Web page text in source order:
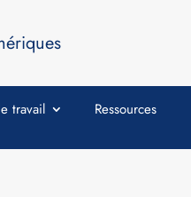
travail
Ressources